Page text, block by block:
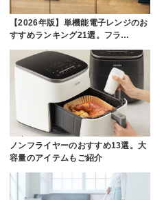
【2026年版】単機能電子レンジのお
すすめランキング21選。フラ…
ノンフライヤーのおすすめ13選。大
容量のアイテムもご紹介